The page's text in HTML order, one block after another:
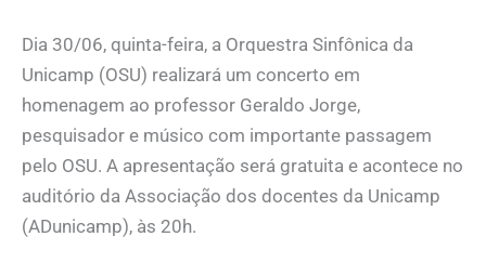
Dia 30/06, quinta-feira, a Orquestra Sinfônica da
Unicamp (OSU) realizará um concerto em
homenagem ao professor Geraldo Jorge,
pesquisador e músico com importante passagem
pelo OSU. A apresentação será gratuita e acontece no
auditório da Associação dos docentes da Unicamp
(ADunicamp), às 20h.